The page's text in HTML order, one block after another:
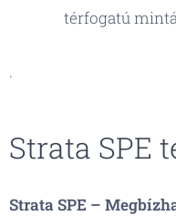
térfogatú
.
Strata SPE
Strata SPE –